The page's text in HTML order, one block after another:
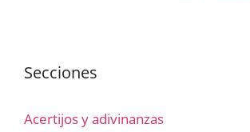
Secciones
Acertijos y adivinanzas